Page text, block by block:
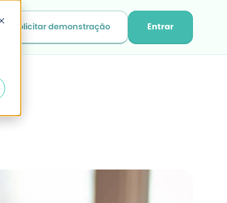
Solicitar demonstração Entrar